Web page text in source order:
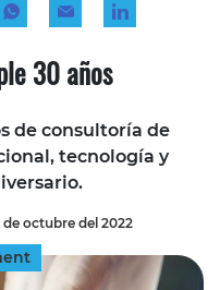
30 años
de consultoría de
tecnología y
de octubre del 2022